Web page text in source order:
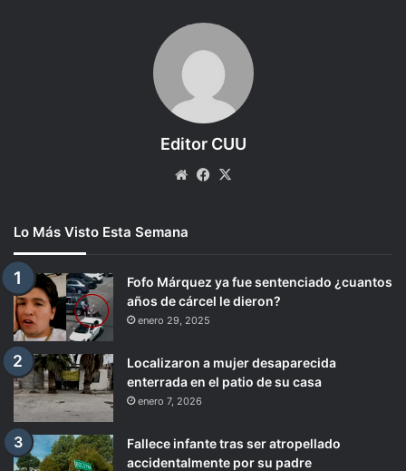
Editor CUU
WebsiteFacebook
Lo Más Visto Esta Semana
Fofo Márquez ya fue sentenciado ¿cuantos
años de cárcel le dieron?
enero 29, 2025
Localizaron a mujer desaparecida
enterrada en el patio de su casa
enero 7, 2026
Fallece infante tras ser atropellado
accidentalmente por su padre